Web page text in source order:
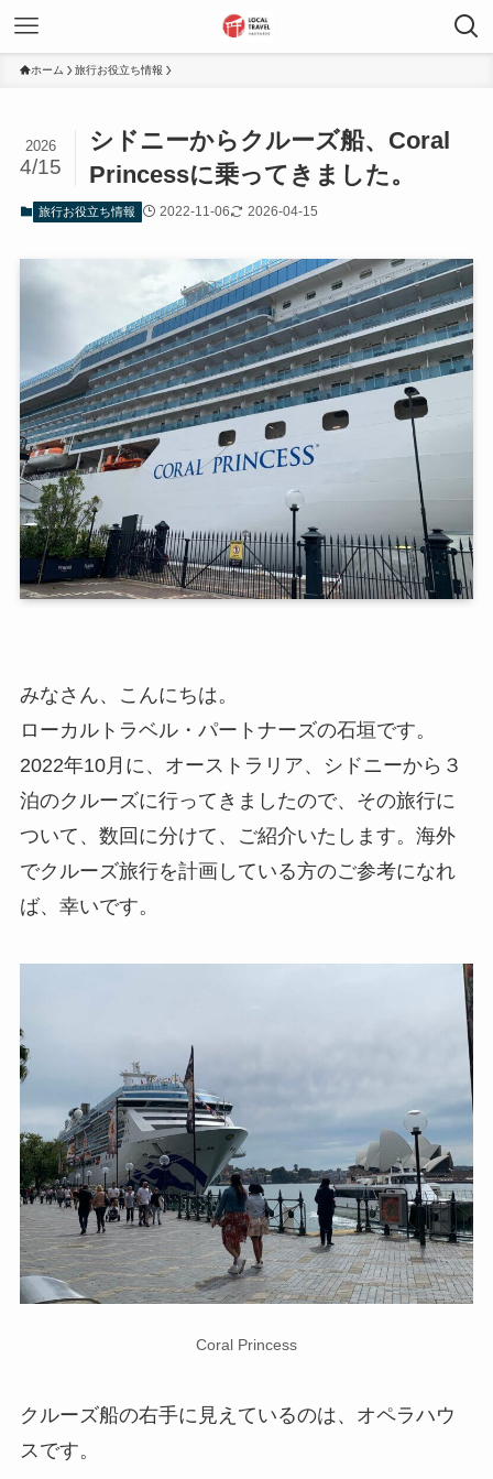
ホーム 旅行お役立ち情報
シドニーからクルーズ船、Coral
Princessに乗ってきました。
2026
4/15
旅行お役立ち情報 2022-11-06 2026-04-15
みなさん、こんにちは。
ローカルトラベル・パートナーズの石垣です。
2022年10月に、オーストラリア、シドニーから３
泊のクルーズに行ってきましたので、その旅行に
ついて、数回に分けて、ご紹介いたします。海外
でクルーズ旅行を計画している方のご参考になれ
ば、幸いです。
Coral Princess
クルーズ船の右手に見えているのは、オペラハウ
スです。